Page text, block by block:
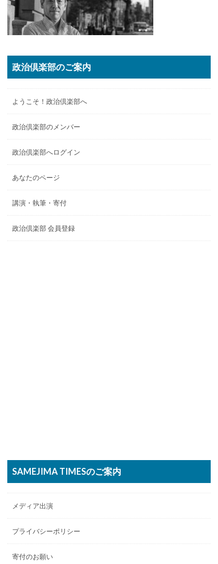
政治倶楽部のご案内
ようこそ！政治倶楽部へ
政治倶楽部のメンバー
政治倶楽部へログイン
あなたのページ
講演・執筆・寄付
政治倶楽部 会員登録
SAMEJIMA TIMESのご案内
メディア出演
プライバシーポリシー
寄付のお願い